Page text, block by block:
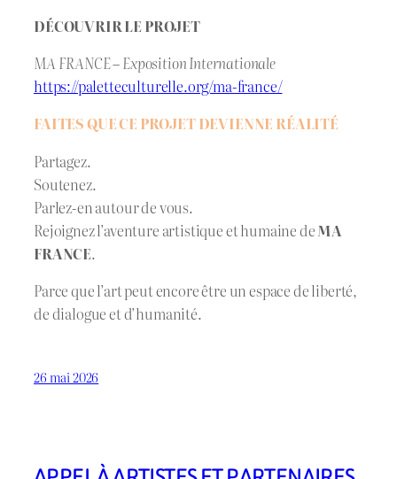
DÉCOUVRIR LE PROJET
MA FRANCE – Exposition Internationale
https://paletteculturelle.org/ma-france/
FAITES QUE CE PROJET DEVIENNE RÉALITÉ
Partagez.
Soutenez.
Parlez-en autour de vous.
Rejoignez l’aventure artistique et humaine deMA
FRANCE.
Parce que l’art peut encore être un espace de liberté,
de dialogue et d’humanité.
26 mai 2026